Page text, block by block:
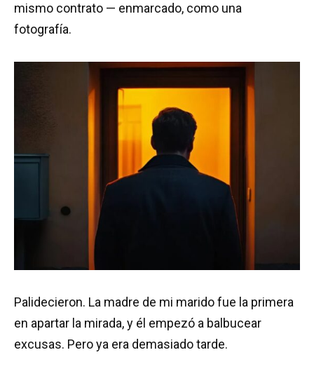
mismo contrato — enmarcado, como una
fotografía.
Palidecieron. La madre de mi marido fue la primera
en apartar la mirada, y él empezó a balbucear
excusas. Pero ya era demasiado tarde.